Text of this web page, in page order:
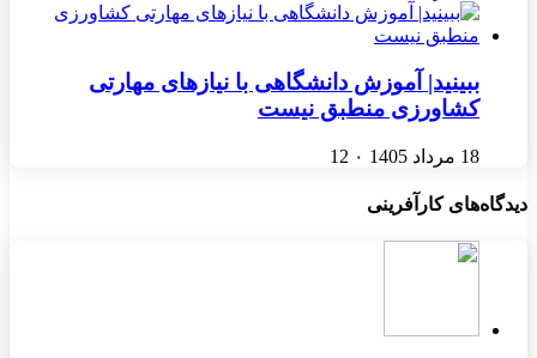
ببینید| آموزش دانشگاهی با نیازهای مهارتی
کشاورزی منطبق نیست
18 مرداد 1405 ۰ 12
دیدگاه‌های کارآفرینی